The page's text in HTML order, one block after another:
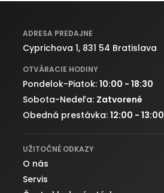
ADRESA PREDAJNE
Cyprichova 1, 831 54 Bratislava
OTVÁRACIE HODINY
Pondelok-Piatok: 10:00 - 18:30
Sobota-Nedeľa: Zatvorené
Obedná prestávka: 12:00 - 13:00
UŽITOČNÉ ODKAZY
O nás
Servis